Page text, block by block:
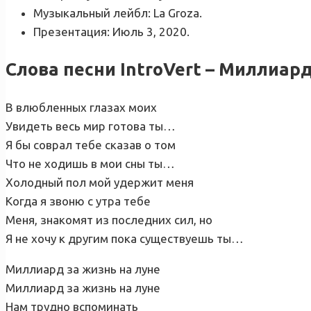
Музыкальный лейбл: La Groza.
Презентация: Июль 3, 2020.
Слова песни IntroVert –
В влюбленных глазах моих
Увидеть весь мир готова ты…
Я бы соврал тебе сказав о том
Что не ходишь в мои сны ты…
Холодный пол мой удержит меня
Когда я звоню с утра тебе
Меня, знакомят из последних сил, но
Я не хочу к другим пока существуешь ты…
Миллиард за жизнь на луне
Миллиард за жизнь на луне
Нам трудно вспоминать